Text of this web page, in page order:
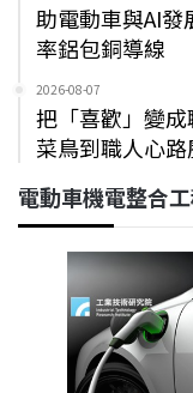
助電動車與AI
率鋁包銅導線
2026-08-07
把「喜歡」變
菜鳥到職人心路
電動車機電整合